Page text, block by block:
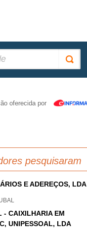
oferecida por
pesquisaram
E ADEREÇOS, LDA
- CAIXILHARIA EM
UNIPESSOAL, LDA